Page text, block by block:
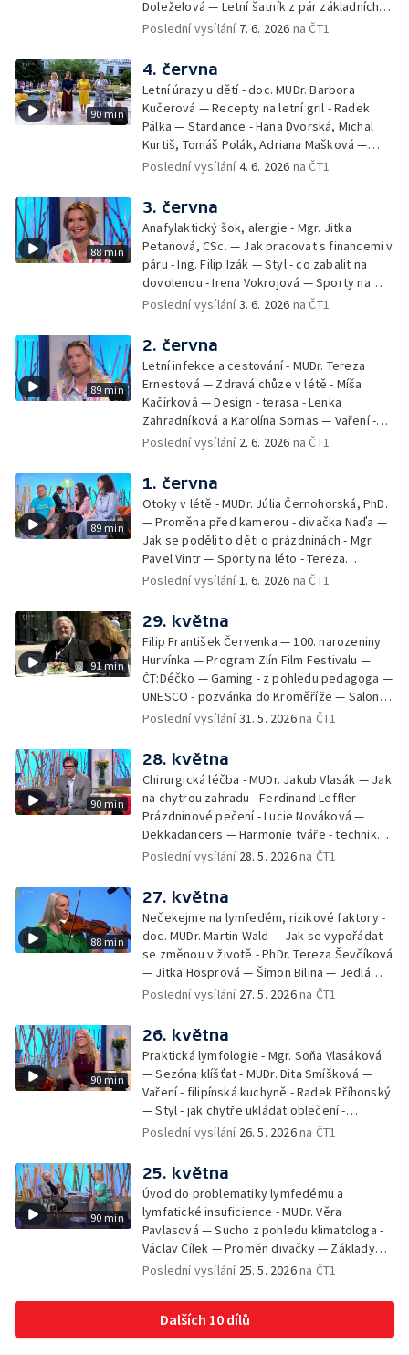
Doleželová — Letní šatník z pár základních
kousků – Luděk Šmehlík, stylista —
slavnosti – Jiří Krhut, hudebník — Vaření:
letní párty s přáteli – Pavla Pavelková —
Festival v ulicích – Petra Hradilová — Muzejní
noc
Poslední vysílání 7. 6. 2026 na ČT1
90 min
4. června
Letní úrazy u dětí - doc. MUDr. Barbora
Kučerová — Recepty na letní gril - Radek
Pálka — Stardance - Hana Dvorská, Michal
Kurtiš, Tomáš Polák, Adriana Mašková —
Debbie — Dětský čin roku — Zooterapie -
Jírová — Patrik Eliáš — Sladké recepty na
léto - Míša Sedláčková
Poslední vysílání4. 6. 2026 na ČT1
88 min
3. června
Anafylaktický šok, alergie - Mgr. Jitka
Petanová, CSc. — Jak pracovat s financemi v
páru - Ing. Filip Izák — Styl - co zabalit na
dovolenou - Irena Vokrojová — Sporty na
léto - paddleboard — Alžběta Jungrová —
Heřmánková, Zdeněk Žák, Josef Vrána
Poslední vysílání3. 6. 2026 na ČT1
89 min
2. června
Letní infekce a cestování - MUDr. Tereza
Ernestová — Zdravá chůze v létě - Míša
Kačírková — Design - terasa - Lenka
Zahradníková a Karolína Sornas — Vaření -
jahody - Simona Machurová — Letní sporty -
— Batohy do školy i na prázdniny - Mirka
Belhová — Pramen - Ivan Ostrochovský
Poslední vysílání 2. 6. 2026 na ČT1
89 min
1. června
Otoky v létě - MUDr. Júlia Černohorská, PhD.
— Proměna před kamerou - divačka Naďa —
Jak se podělit o děti o prázdninách - Mgr.
Pavel Vintr — Sporty na léto - Tereza
Michalová — Černé ovce — Změny v
v Českém ráji - Tomáš Jeřábek, Magdalena
Borová, Eva Váchová
Poslední vysílání1. 6. 2026 na ČT1
91 min
29. května
Filip František Červenka — 100. narozeniny
Hurvínka — Program Zlín Film Festivalu —
ČT:Déčko — Gaming - z pohledu pedagoga —
UNESCO - pozvánka do Kroměříže — Salon
filmových klapek
Poslední vysílání31. 5. 2026na ČT1
90 min
28. května
Chirurgická léčba - MUDr. Jakub Vlasák — Jak
na chytrou zahradu - Ferdinand Leffler —
Prázdninové pečení - Lucie Nováková —
Dekkadancers — Harmonie tváře - techniky
přírodního omlazení - Martina Kavecká —
Petr Bednařík — Počasí s Michalem Žákem
Poslední vysílání 28. 5. 2026na ČT1
88 min
27. května
Nečekejme na lymfedém, rizikové faktory -
doc. MUDr. Martin Wald — Jak se vypořádat
se změnou v životě - PhDr. Tereza Ševčíková
— Jitka Hosprová — Šimon Bilina — Jedlá
zahrada - Petra Matějková — Kulturní tipy
Poslední vysílání 27. 5. 2026na ČT1
90 min
26. května
Praktická lymfologie - Mgr. Soňa Vlasáková
— Sezóna klíšťat - MUDr. Dita Smíšková —
Vaření - filipínská kuchyně - Radek Příhonský
— Styl - jak chytře ukládat oblečení -
Veronika Slaninová — Běháme s dětmi - jak
Schneiderová — Colours of Ostrava - Filip
Košťálek a Jan Vojtko — Tajemství křišťálové
planety - Jan Maxián, Petr Horák a Adélka
Hesová — Český svaz ochránců přírody - Eva
Šrailová
Poslední vysílání 26. 5. 2026na ČT1
90 min
25. května
Úvod do problematiky lymfedému a
lymfatické insuficience - MUDr. Věra
Pavlasová — Sucho z pohledu klimatologa -
Václav Cílek — Proměn divačky — Základy
bezpečnosti dětí na inline bruslích - Petr
Zooterapie - praktické využití - Linda
Tinková — Pražské jaro - Klára Boudalová,
Marko Ivanović
Poslední vysílání 25. 5. 2026na ČT1
Dalších 10 dílů